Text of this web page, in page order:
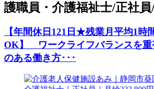
護職員・介護福祉士/正社
【年間休日121日★残業月平均1
OK】 ワークライフバランスを重
のある働き方･･･